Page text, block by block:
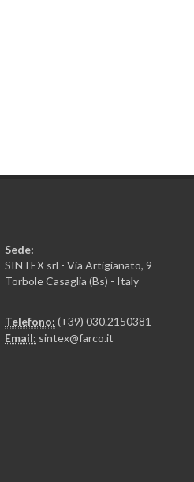
Sede:
SINTEX srl - Via Artigianato, 9
Torbole Casaglia (Bs) - Italy
Telefono: (+39) 030.2150381
Email: sintex@farco.it